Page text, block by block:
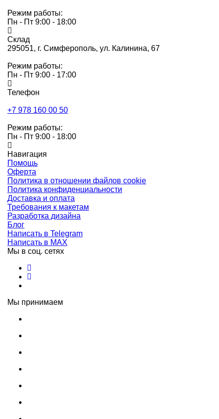
Режим работы:
Пн - Пт 9:00 - 18:00
Склад
295051, г. Симферополь, ул. Калинина, 67
Режим работы:
Пн - Пт 9:00 - 17:00
Телефон
+7 978 160 00 50
Режим работы:
Пн - Пт 9:00 - 18:00
Навигация
Помощь
Оферта
Политика в отношении файлов cookie
Политика конфиденциальности
Доставка и оплата
Требования к макетам
Разработка дизайна
Блог
Написать в Telegram
Написать в MAX
Мы в соц. сетях
Мы принимаем